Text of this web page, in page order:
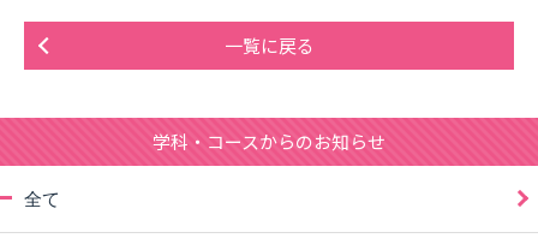
一覧に戻る
学科・コースからのお知らせ
全て